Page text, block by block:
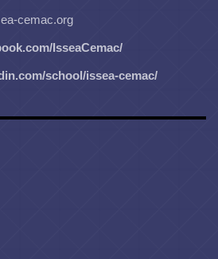
cemac.org
IsseaCemac/
school/issea-cemac/